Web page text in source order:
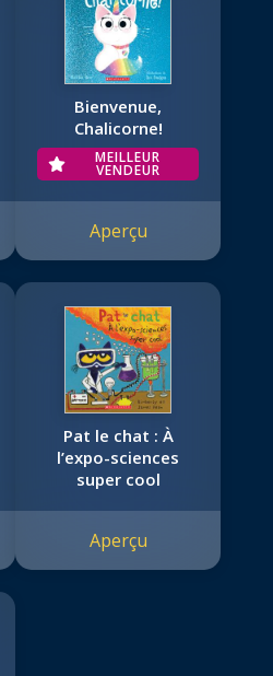
Bienvenue,
Chalicorne!
MEILLEUR
VENDEUR
Aperçu
Pat le chat : À
l’expo-sciences
super cool
Aperçu